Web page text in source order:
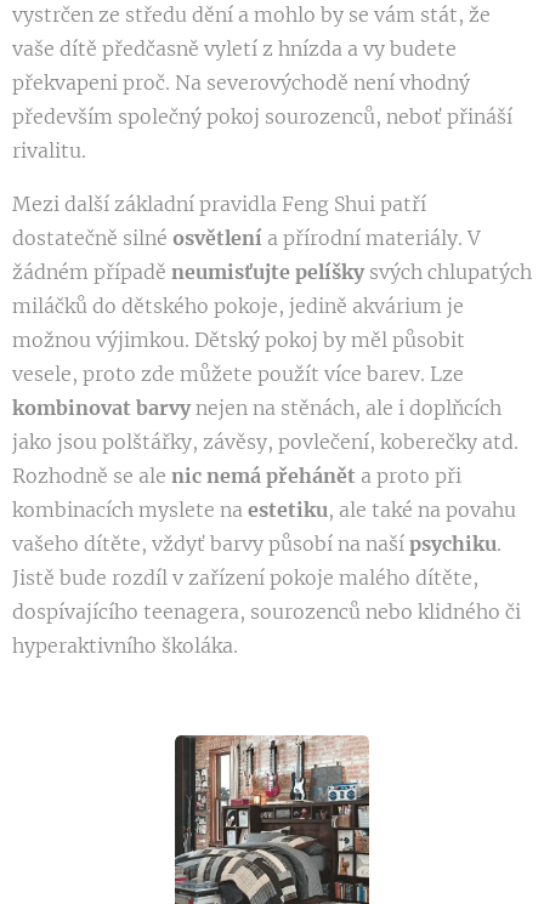
vystrčen ze středu dění a mohlo by se vám stát, že
vaše dítě předčasně vyletí z hnízda a vy budete
překvapeni proč. Na severovýchodě není vhodný
především společný pokoj sourozenců, neboť přináší
rivalitu.
Mezi další základní pravidla Feng Shui patří
dostatečně silné osvětlení a přírodní materiály. V
žádném případě neumisťujte pelíškysvých chlupatých
miláčků do dětského pokoje, jedině akvárium je
možnou výjimkou. Dětský pokoj by měl působit
vesele, proto zde můžete použít více barev. Lze
kombinovat barvynejen na stěnách, ale i doplňcích
jako jsou polštářky, závěsy, povlečení, koberečky atd.
Rozhodně se ale nic nemá přehánět a proto při
kombinacích myslete na estetiku, ale také na povahu
vašeho dítěte, vždyť barvy působí na naší psychiku.
Jistě bude rozdíl v zařízení pokoje malého dítěte,
dospívajícího teenagera, sourozenců nebo klidného či
hyperaktivního školáka.